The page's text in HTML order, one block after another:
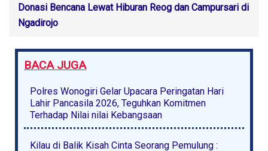
Donasi Bencana Lewat Hiburan Reog dan Campursari di
Ngadirojo
BACA JUGA
Polres Wonogiri Gelar Upacara Peringatan Hari
Lahir Pancasila 2026, Teguhkan Komitmen
Terhadap Nilai nilai Kebangsaan
Kilau di Balik Kisah Cinta Seorang Pemulung :